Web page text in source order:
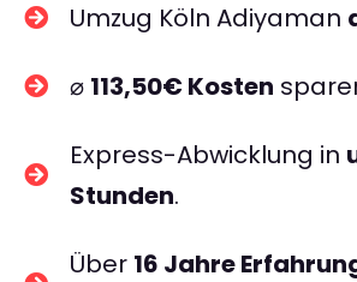
Umzug Köln Adiyaman
⌀ 113,50€ Kosten
Express-Abwicklung in
Stunden.
Über 16 Jahre